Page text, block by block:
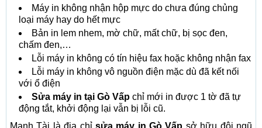
Máy in không nhận hộp mực do chưa đúng chủng
loại máy hay do hết mực
Bản in lem nhem, mờ chữ, mất chữ, bị sọc đen,
chấm đen,…
Lỗi máy in không có tín hiệu fax hoặc không nhận fax
Lỗi máy in không vô nguồn điện mặc dù đã kết nối
với ổ điện
Sửa máy in tại Gò Vấp chỉ mới in được 1 tờ đã tự
động tắt, khởi động lại vẫn bị lỗi cũ.
Mạnh Tài là địa chỉsửa máy in Gò Vấp sở hữu đội ngũ